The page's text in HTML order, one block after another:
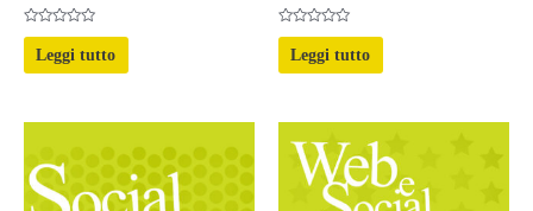
Valutato
su
5
Leggi tutto
Valutato
su
5
Leggi tutto